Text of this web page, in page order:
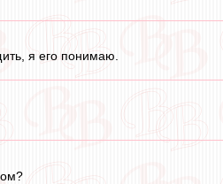
я его понимаю.